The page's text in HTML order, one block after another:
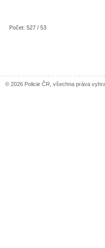
Počet: 527 / 53
© 2026 Policie ČR, všechna práva